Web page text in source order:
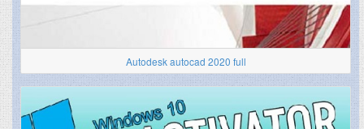
Autodesk autocad 2020 full